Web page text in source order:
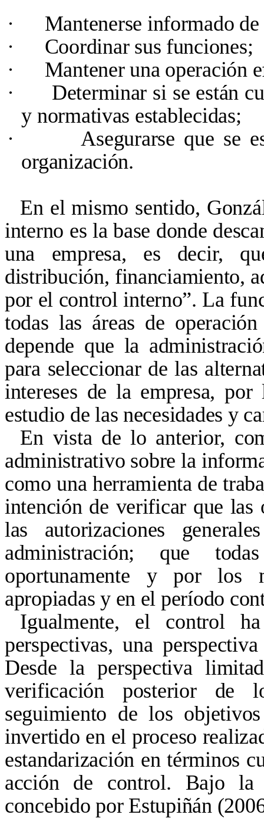
·
Mantenerse informado
·
Coordinar sus funciones;
·
Mantener una operación
·
Determinar si se están
y normativas establecidas;
·
Asegurarse que se
organización.
En el mismo sentido,
interno es la base donde
una empresa, es decir,
distribución, financiamiento,
por el control interno”. La
todas las áreas de
depende que la
para seleccionar de las
intereses de la empresa,
estudio de las necesidades y
En vista de lo anterior,
administrativo sobre la
como una herramienta de
intención de verificar que las
las autorizaciones
administración; que
oportunamente y por los
apropiadas y en el período
Igualmente, el control
perspectivas, una
Desde la perspectiva
verificación posterior de
seguimiento de los
invertido en el proceso
estandarización en términos
acción de control. Bajo la
concebido por Estupiñán